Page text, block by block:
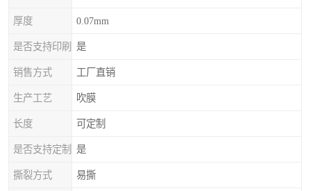
厚度 0.07mm
是否支持印刷 是
销售方式 工厂直销
生产工艺 吹膜
长度 可定制
是否支持定制 是
撕裂方式 易撕